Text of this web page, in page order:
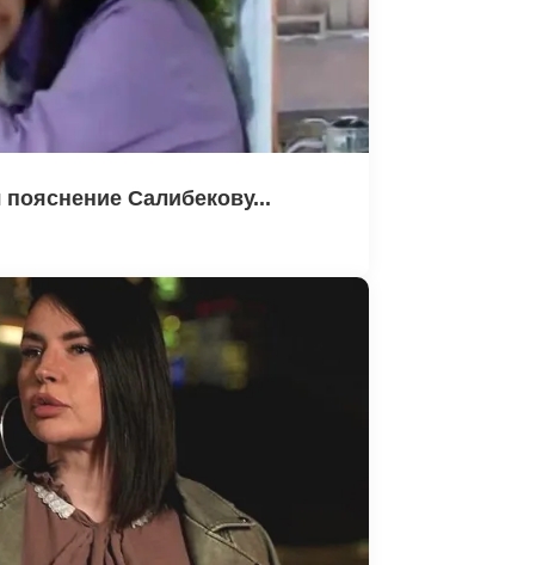
Салибекову...